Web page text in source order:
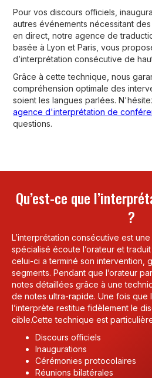
Pour vos discours officiels,
autres événements nécessitant
en direct, notre agence de
basée à Lyon et Paris, vous
d’interprétation consécutive de
Grâce à cette technique, nous
compréhension optimale des
soient les langues parlées.
agence d'interprétation de
questions.
Qu’est-ce que
?
L’interprétation consécutive est
spécialisé écoute l’orateur et
celui-ci a terminé son intervention,
segments. Pendant que l’orateur
notes détaillées grâce à une
de notes ultra-rapide. Une fois que
l’interprète restitue fidèlement le
cible.Cette technique est
Discours officiels
Inaugurations
Cérémonies protocolaires
Réunions bilatérales